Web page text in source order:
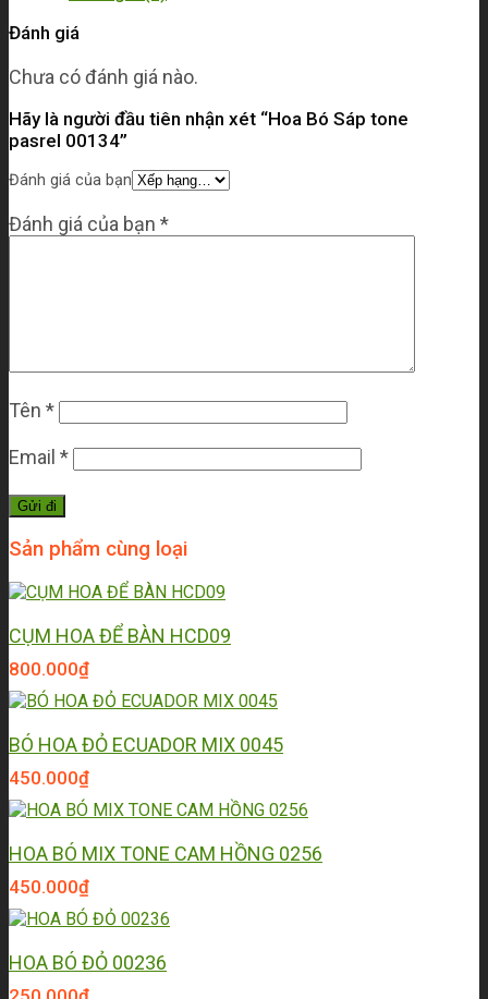
Đánh giá
Chưa có đánh giá nào.
Hãy là người đầu tiên nhận xét “Hoa Bó Sáp tone
pasrel 00134”
Đánh giá của bạn
Đánh giá của bạn *
Tên *
Email *
Sản phẩm cùng loại
CỤM HOA ĐỂ BÀN HCD09
800.000₫
BÓ HOA ĐỎ ECUADOR MIX 0045
450.000₫
HOA BÓ MIX TONE CAM HỒNG 0256
450.000₫
HOA BÓ ĐỎ 00236